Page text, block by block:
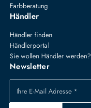
Farbberatung
Händler
Händler finden
Händlerportal
Sie wollen Händler werden?
Newsletter
Ihre E-Mail Adresse *